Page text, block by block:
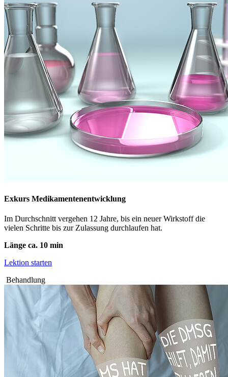
Exkurs Medikamentenentwicklung
Im Durchschnitt vergehen 12 Jahre, bis ein neuer Wirkstoff die
vielen Schritte bis zur Zulassung durchlaufen hat.
Länge ca. 10 min
Lektion starten
Behandlung